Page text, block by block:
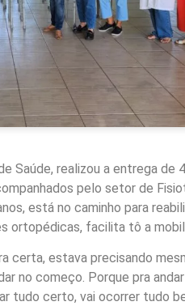
Saúde, realizou a entrega de
pelo setor de
está no caminho para
ortopédicas, facilita tô a
certa, estava precisando
no começo. Porque pra
tudo certo, vai ocorrer tudo